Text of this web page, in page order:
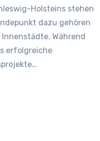
Holsteins stehen
dazu gehören
Während
erfolgreiche